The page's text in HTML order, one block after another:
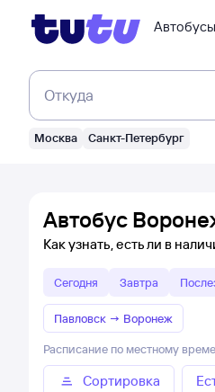
Автобусы
Откуда
Москва Санкт-Петербург
Автобус
Как узнать, есть ли в
Сегодня Завтра
Павловск → Воронеж
Расписание по местному
Сортировка